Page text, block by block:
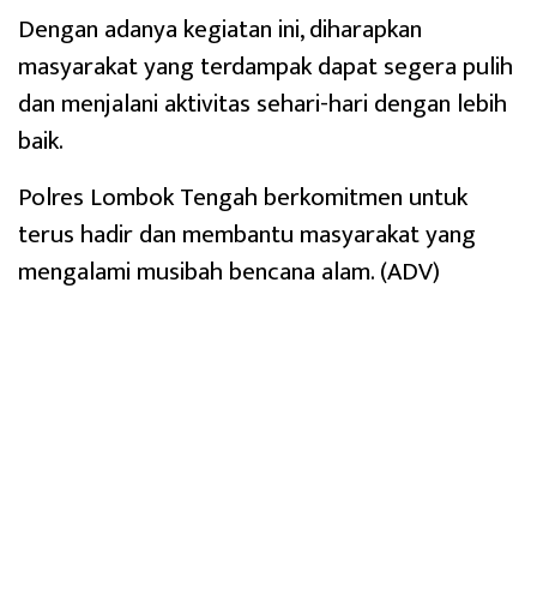
Dengan adanya kegiatan ini, diharapkan
masyarakat yang terdampak dapat segera pulih
dan menjalani aktivitas sehari-hari dengan lebih
baik.
Polres Lombok Tengah berkomitmen untuk
terus hadir dan membantu masyarakat yang
mengalami musibah bencana alam. (ADV)